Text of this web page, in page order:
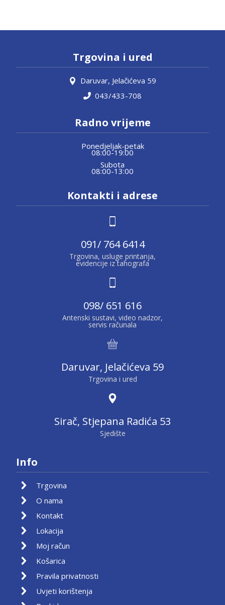
Trgovina i ured
Daruvar, Jelačićeva 59
043/433-708
Radno vrijeme
Ponedjeljak-petak
08:00-19:00
Subota
08:00-13:00
Kontakti i adrese
091/ 764 6414
Trgovina, usluge printanja,
evidencije iz tahografa
098/ 651 616
Antenski sustavi, video nadzor,
servis računala
Daruvar, Jelačićeva 59
Trgovina i ured
Sirač, Stjepana Radića 53
Sjedište
Info
Trgovina
O nama
Kontakt
Lokacija
Moj račun
Košarica
Pravila privatnosti
Uvjeti korištenja